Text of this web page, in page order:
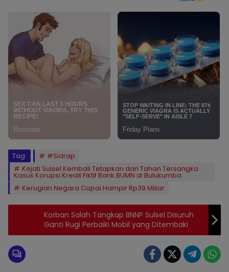
Tag:
#Sidrap
Kejati Sulsel Kembali Tetapkan dan Tahan Tersangka
Kasus Korupsi Kredit Fiktif Bank BUMN di Bulukumba
Kerugian Negara Capai Hampir Rp39 Miliar
Korban Salah Tangkap BNNP Sulsel Disuruh
Ganti Rugi Perbaiki Mobil yang Ditembaki